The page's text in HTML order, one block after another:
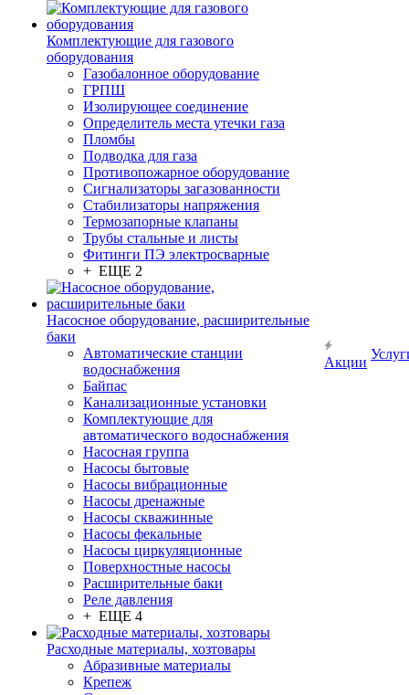
Комплектующие для газового
оборудования
Газобалонное оборудование
ГРПШ
Изолирующее соединение
Определитель места утечки газа
Пломбы
Подводка для газа
Противопожарное оборудование
Сигнализаторы загазованности
Стабилизаторы напряжения
Термозапорные клапаны
Трубы стальные и листы
Фитинги ПЭ электросварные
+ ЕЩЕ 2
Насосное оборудование, расширительные
баки
Автоматические станции
водоснабжения
Байпас
Канализационные установки
Комплектующие для
автоматического водоснабжения
Насосная группа
Насосы бытовые
Насосы вибрационные
Насосы дренажные
Насосы скважинные
Насосы фекальные
Насосы циркуляционные
Поверхностные насосы
Расширительные баки
Реле давления
+ ЕЩЕ 4
Расходные материалы, хозтовары
Абразивные материалы
Крепеж
Акции